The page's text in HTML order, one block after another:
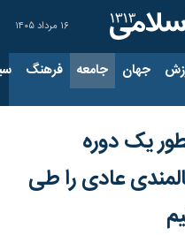
۱۶ مرداد ۱۴۰۵
جهان جامعه فرهنگ
یک دوره
عادی را طی